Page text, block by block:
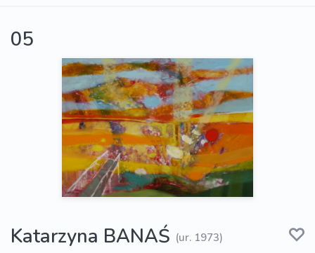
05
Katarzyna BANAŚ (ur. 1973)